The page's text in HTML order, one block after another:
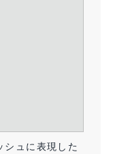
シュに表現した